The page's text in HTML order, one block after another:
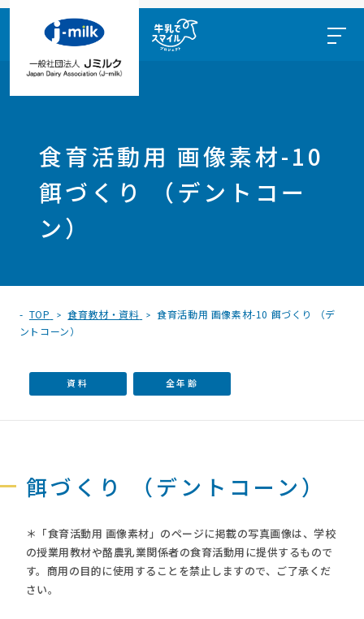
食育活動用 画像素材-10
餌づくり （デントコー
ン）
TOP 食育教材・資料
食育活動用 画像素材-10 餌づくり （デ
ントコーン）
資料 全年齢
餌づくり （デントコーン）
＊「食育活動用 画像素材」のページに掲載の写真画像は、学校
の授業用教材や酪農乳業関係者の食育活動用に提供するもので
す。商用の目的に使用することを禁止しますので、ご了承くだ
さい。